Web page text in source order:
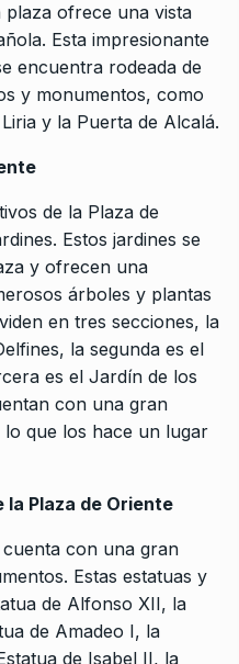
plaza ofrece una vista
Esta impresionante
encuentra rodeada de
y monumentos, como
y la Puerta de Alcalá.
de la Plaza de
Estos jardines se
y ofrecen una
árboles y plantas
en tres secciones, la
la segunda es el
es el Jardín de los
con una gran
que los hace un lugar
Plaza de Oriente
cuenta con una gran
Estas estatuas y
de Alfonso XII, la
de Amadeo I, la
de Isabel II, la